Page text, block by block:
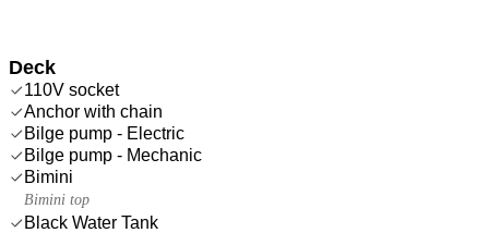
Deck
110V socket
Anchor with chain
Bilge pump - Electric
Bilge pump - Mechanic
Bimini
Bimini top
Black Water Tank